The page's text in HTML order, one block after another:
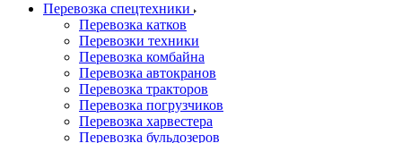
Перевозка спецтехники
Перевозка катков
Перевозки техники
Перевозка комбайна
Перевозка автокранов
Перевозка тракторов
Перевозка погрузчиков
Перевозка харвестера
Перевозка бульдозеров